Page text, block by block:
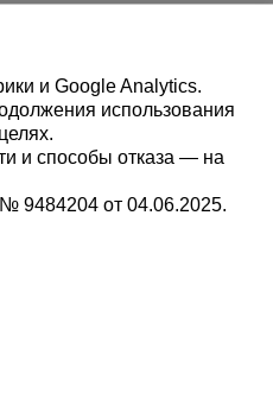
сетях:
и Google Analytics.
использования
и способы отказа — на
9484204 от 04.06.2025.